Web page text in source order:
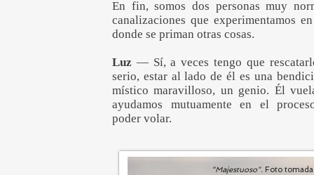
En fin, somos dos personas muy
canalizaciones que experimentamos
donde se priman otras cosas.
Luz — Sí, a veces tengo que
serio, estar al lado de él es una
místico maravilloso, un genio. Él
ayudamos mutuamente en el
poder volar.
"Majestuoso". Foto